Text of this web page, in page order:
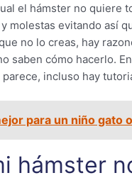
el hámster no quiere
molestas evitando así
no lo creas, hay
saben cómo hacerlo.
incluso hay
para un niño gato
hámster